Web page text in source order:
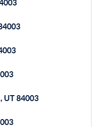
UT 84003